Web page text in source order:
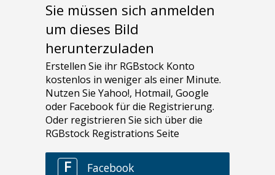
Sie müssen sich anmelden
um dieses Bild
herunterzuladen